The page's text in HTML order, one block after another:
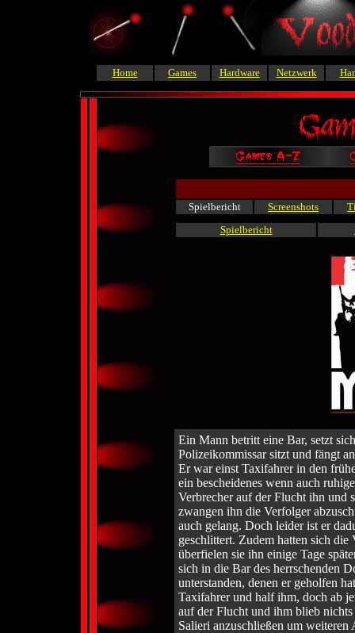
Home Games Hardware Netzwerk
Spielbericht Screenshots
Spielbericht
Ein Mann betritt eine Bar, setzt
Polizeikommissar sitzt und fängt
Er war einst Taxifahrer in den
ein bescheidenes wenn auch
Verbrecher auf der Flucht ihn und
zwangen ihn die Verfolger
auch gelang. Doch leider ist er
geschlittert. Zudem hatten sich
überfielen sie ihn einige Tage
sich in die Bar des herrschenden
unterstanden, denen er geholfen
Taxifahrer und half ihm, doch ab
auf der Flucht und ihm blieb
Salieri anzuschließen um weiteren